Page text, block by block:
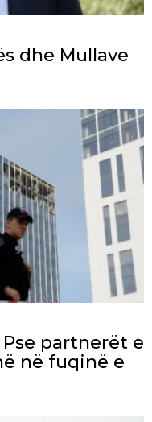
dhe Mullave
partnerët e
në fuqinë e